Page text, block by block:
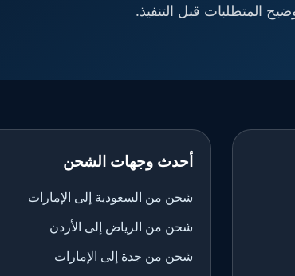
المتطلبات قبل التنفيذ.
أحدث وجهات الشحن
شحن من السعودية إلى الإمارات
شحن من الرياض إلى الأردن
شحن من جدة إلى الإمارات